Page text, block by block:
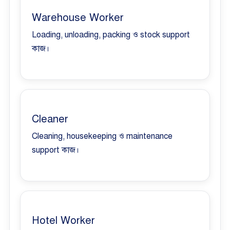
Warehouse Worker
Loading, unloading, packing ও stock support
কাজ।
Cleaner
Cleaning, housekeeping ও maintenance
support কাজ।
Hotel Worker